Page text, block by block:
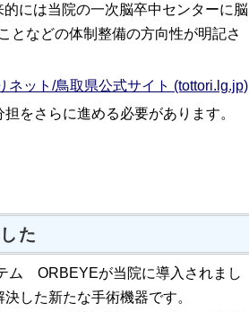
には当院の一次脳卒中センターに脳
となどの体制整備の方向性が明記さ
ネット/鳥取県公式サイト (tottori.lg.jp)
をさらに進める必要があります。
た
ム ORBEYEが当院に導入されまし
した新たな手術機器です。